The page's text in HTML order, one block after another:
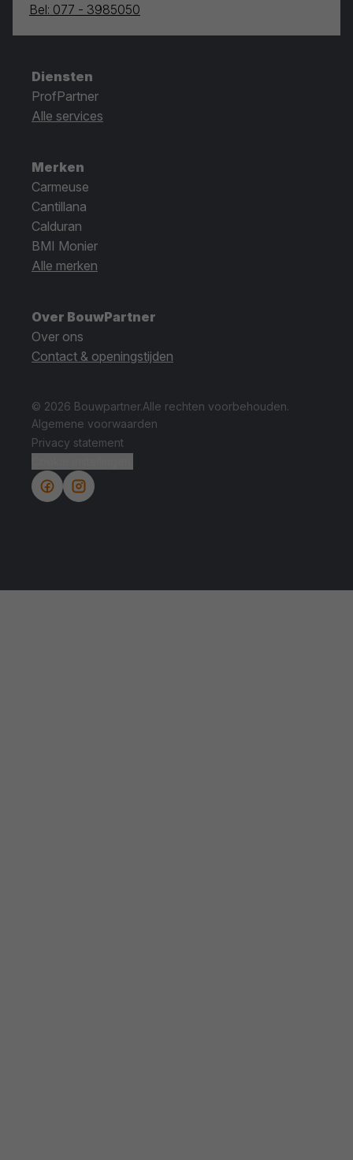
Bel: 077 - 3985050
Diensten
ProfPartner
Alle services
Merken
Carmeuse
Cantillana
Calduran
BMI Monier
Alle merken
Over BouwPartner
Over ons
Contact & openingstijden
© 2026 Bouwpartner.Alle rechten voorbehouden.
Algemene voorwaarden
Privacy statement